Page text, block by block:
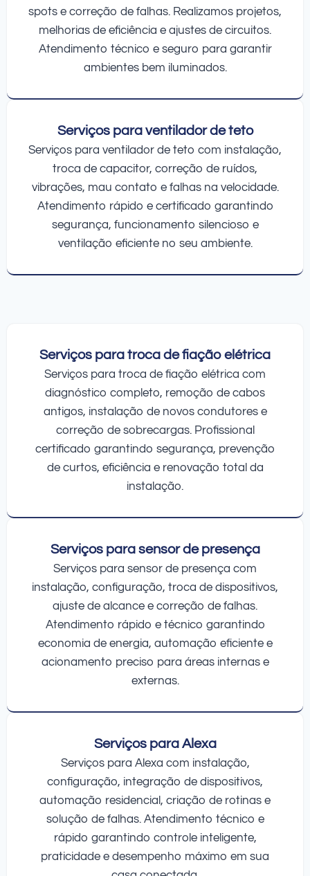
spots e correção de falhas. Realizamos projetos,
melhorias de eficiência e ajustes de circuitos.
Atendimento técnico e seguro para garantir
ambientes bem iluminados.
Serviços para ventilador de teto
Serviços para ventilador de teto com instalação,
troca de capacitor, correção de ruídos,
vibrações, mau contato e falhas na velocidade.
Atendimento rápido e certificado garantindo
segurança, funcionamento silencioso e
ventilação eficiente no seu ambiente.
Serviços para troca de fiação elétrica
Serviços para troca de fiação elétrica com
diagnóstico completo, remoção de cabos
antigos, instalação de novos condutores e
correção de sobrecargas. Profissional
certificado garantindo segurança, prevenção
de curtos, eficiência e renovação total da
instalação.
Serviços para sensor de presença
Serviços para sensor de presença com
instalação, configuração, troca de dispositivos,
ajuste de alcance e correção de falhas.
Atendimento rápido e técnico garantindo
economia de energia, automação eficiente e
acionamento preciso para áreas internas e
externas.
Serviços para Alexa
Serviços para Alexa com instalação,
configuração, integração de dispositivos,
automação residencial, criação de rotinas e
solução de falhas. Atendimento técnico e
rápido garantindo controle inteligente,
praticidade e desempenho máximo em sua